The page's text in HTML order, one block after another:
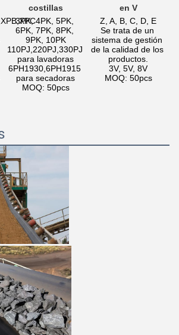
costillas
3PK, 4PK, 5PK,
6PK, 7PK, 8PK,
9PK, 10PK
110PJ,220PJ,330PJ
para lavadoras
6PH1930,6PH1915
para secadoras
MOQ: 50pcs
en V
Z, A, B, C, D, E
Se trata de un
sistema de gestión
de la calidad de los
productos.
3V, 5V, 8V
MOQ: 50pcs